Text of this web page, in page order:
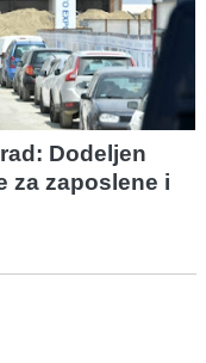
Dodeljen
za zaposlene i